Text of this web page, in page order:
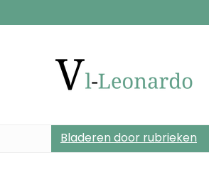
Bladeren door rubrieken